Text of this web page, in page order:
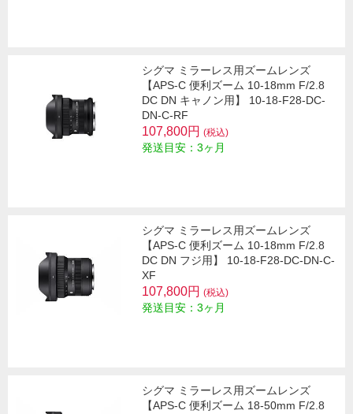
シグマ ミラーレス用ズームレンズ
【APS-C 便利ズーム 10-18mm F/2.8
DC DN キャノン用】 10-18-F28-DC-
DN-C-RF
107,800円 (税込)
発送目安：3ヶ月
シグマ ミラーレス用ズームレンズ
【APS-C 便利ズーム 10-18mm F/2.8
DC DN フジ用】 10-18-F28-DC-DN-C-
XF
107,800円 (税込)
発送目安：3ヶ月
シグマ ミラーレス用ズームレンズ
【APS-C 便利ズーム 18-50mm F/2.8